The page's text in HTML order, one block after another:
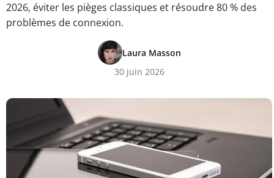
2026, éviter les pièges classiques et résoudre 80 % des
problèmes de connexion.
Laura Masson
30 juin 2026